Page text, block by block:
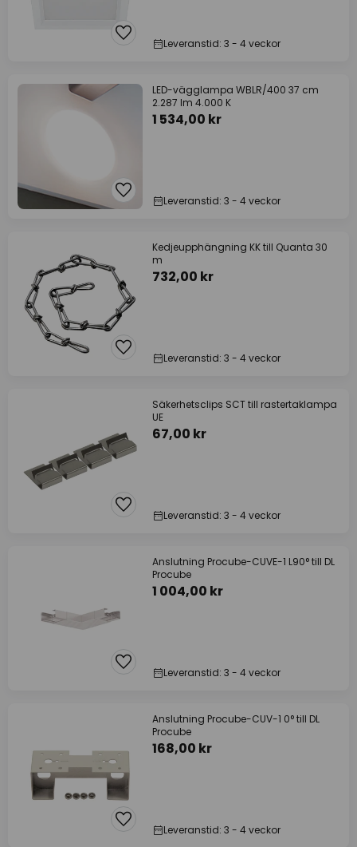
Leveranstid: 3 - 4 veckor
LED-vägglampa WBLR/400 37 cm
2.287 lm 4.000 K
1 534,00 kr
Leveranstid: 3 - 4 veckor
Kedjeupphängning KK till Quanta 30
m
732,00 kr
Leveranstid: 3 - 4 veckor
Säkerhetsclips SCT till rastertaklampa
UE
67,00 kr
Leveranstid: 3 - 4 veckor
Anslutning Procube-CUVE-1 L90° till DL
Procube
1 004,00 kr
Leveranstid: 3 - 4 veckor
Anslutning Procube-CUV-1 0° till DL
Procube
168,00 kr
Leveranstid: 3 - 4 veckor